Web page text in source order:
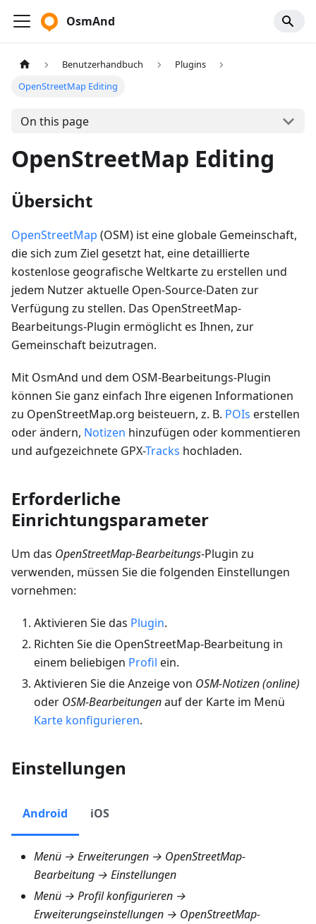
OsmAnd
Benutzerhandbuch
Plugins
OpenStreetMap Editing
On this page
OpenStreetMap Editing
Übersicht
OpenStreetMap (OSM) ist eine globale Gemeinschaft,
die sich zum Ziel gesetzt hat, eine detaillierte
kostenlose geografische Weltkarte zu erstellen und
jedem Nutzer aktuelle Open-Source-Daten zur
Verfügung zu stellen. Das OpenStreetMap-
Bearbeitungs-Plugin ermöglicht es Ihnen, zur
Gemeinschaft beizutragen.
Mit OsmAnd und dem OSM-Bearbeitungs-Plugin
können Sie ganz einfach Ihre eigenen Informationen
zu OpenStreetMap.org beisteuern, z. B. POIs erstellen
oder ändern, Notizen hinzufügen oder kommentieren
und aufgezeichnete GPX-Tracks hochladen.
Erforderliche
Einrichtungsparameter
Um das OpenStreetMap-Bearbeitungs-Plugin zu
verwenden, müssen Sie die folgenden Einstellungen
vornehmen:
Aktivieren Sie das Plugin.
Richten Sie die OpenStreetMap-Bearbeitung in
einem beliebigen Profil ein.
Aktivieren Sie die Anzeige von OSM-Notizen (online)
oder OSM-Bearbeitungenauf der Karte im Menü
Karte konfigurieren.
Einstellungen
Android iOS
Menü → Erweiterungen → OpenStreetMap-
Bearbeitung → Einstellungen
Menü → Profil konfigurieren →
Erweiterungseinstellungen → OpenStreetMap-